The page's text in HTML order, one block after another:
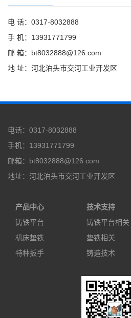
电 话：0317-8032888
手 机：13931771799
邮 箱：bt8032888@126.com
地 址：河北泊头市交河工业开发区
电话：0317-8032888
手机：13931771799
邮箱：bt8032888@126.com
地址：河北泊头市交河工业开发区
产品中心
铸铁平台
机床垫铁
特种扳手
技术支持
铸铁平台相关
垫铁相关
铸造技术